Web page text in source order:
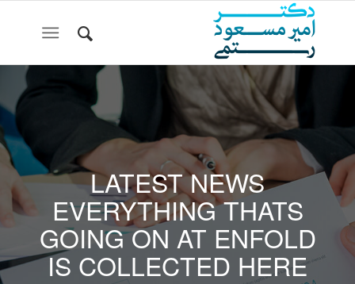
LATEST NEWS
EVERYTHING THATS
GOING ON AT ENFOLD
IS COLLECTED HERE